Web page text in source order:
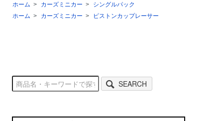
ホーム > カーズミニカー >
シングルパック
ホーム > カーズミニカー > ピストンカップレーサー
SEARCH